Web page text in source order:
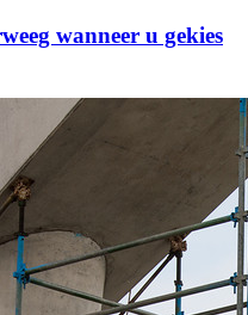
wanneer u gekies